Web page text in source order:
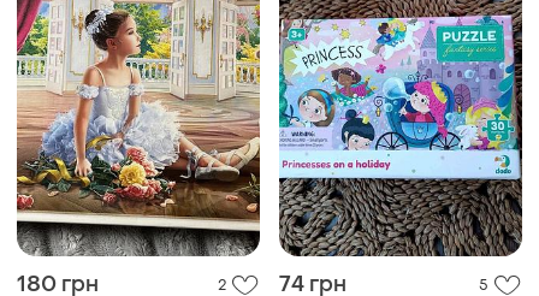
180 грн 2 74 грн 5